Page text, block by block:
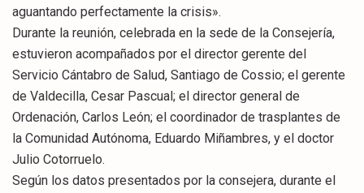
aguantando perfectamente la crisis».
Durante la reunión, celebrada en la sede de la Consejería,
estuvieron acompañados por el director gerente del
Servicio Cántabro de Salud, Santiago de Cossio; el gerente
de Valdecilla, Cesar Pascual; el director general de
Ordenación, Carlos León; el coordinador de trasplantes de
la Comunidad Autónoma, Eduardo Miñambres, y el doctor
Julio Cotorruelo.
Según los datos presentados por la consejera, durante el